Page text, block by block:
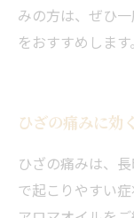
みの方は、ぜひ
をおすすめします。
ひざの痛みに効
ひざの痛みは、
で起こりやすい